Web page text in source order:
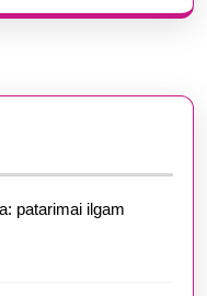
patarimai ilgam